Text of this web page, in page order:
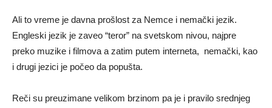
Ali to vreme je davna prošlost za Nemce i nemački jezik.
Engleski jezik je zaveo “teror” na svetskom nivou, najpre
preko muzike i filmova a zatim putem interneta, nemački, kao
i drugi jezici je počeo da popušta.
Reči su preuzimane velikom brzinom pa je i pravilo srednjeg